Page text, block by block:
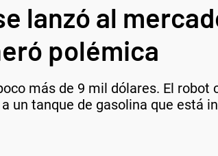
lanzó al
polémica
más de 9 mil dólares. El
un tanque de gasolina que está